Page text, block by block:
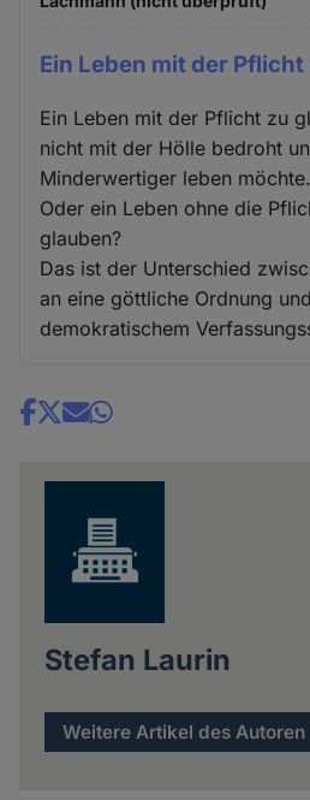
Ein Leben mit der Pflicht
Ein Leben mit der Pflicht zu
nicht mit der Hölle bedroht
Minderwertiger leben möchte.
Oder ein Leben ohne die
glauben?
Das ist der Unterschied
an eine göttliche Ordnung
demokratischem
Share
Stefan Laurin
Weitere Artikel des Autoren